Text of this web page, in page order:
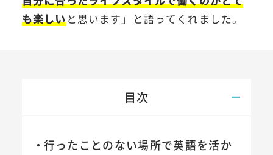
も楽しいと思います」と語ってくれました。
目次
行ったことのない場所で英語を活か